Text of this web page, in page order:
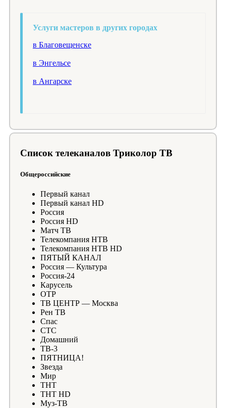
Услуги мастеров в других городах
в Благовещенске
в Энгельсе
в Ангарске
Список телеканалов Триколор ТВ
Общероссийские
Первый канал
Первый канал HD
Россия
Россия HD
Матч ТВ
Телекомпания НТВ
Телекомпания НТВ HD
ПЯТЫЙ КАНАЛ
Россия — Культура
Россия-24
Карусель
ОТР
ТВ ЦЕНТР — Москва
Рен ТВ
Спас
СТС
Домашний
ТВ-3
ПЯТНИЦА!
Звезда
Мир
ТНТ
ТНТ HD
Муз-ТВ